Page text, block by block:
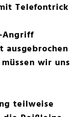
Telefontrick
Angriff
ausgebrochen
wir uns
teilweise